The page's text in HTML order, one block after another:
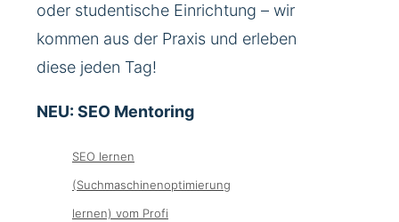
oder studentische Einrichtung – wir
kommen aus der Praxis und erleben
diese jeden Tag!
NEU: SEO Mentoring
SEO lernen
(Suchmaschinenoptimierung
lernen) vom Profi